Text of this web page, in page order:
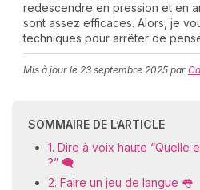
redescendre en pression et en
sont assez efficaces. Alors, je
techniques pour arrêter de
Mis à jour le 23 septembre 2025 par
SOMMAIRE DE L’ARTICLE
1. Dire à voix haute “Quelle
?” 🗨️
2. Faire un jeu de langue 👅